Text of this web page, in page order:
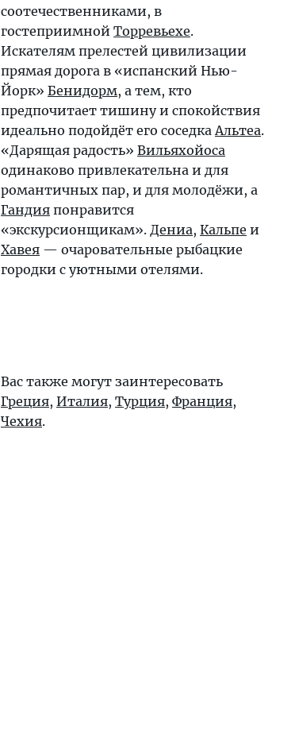
соотечественниками, в
гостеприимной Торревьехе.
Искателям прелестей цивилизации
прямая дорога в «испанский Нью-
Йорк» Бенидорм, а тем, кто
предпочитает тишину и спокойствия
идеально подойдёт его соседкаАльтеа.
«Дарящая радость» Вильяхойоса
одинаково привлекательна и для
романтичных пар, и для молодёжи, а
Гандия понравится
«экскурсионщикам». Дениа, Кальпе и
Хавея — очаровательные рыбацкие
городки с уютными отелями.
Вас также могут заинтересовать
Греция, Италия, Турция, Франция,
Чехия.